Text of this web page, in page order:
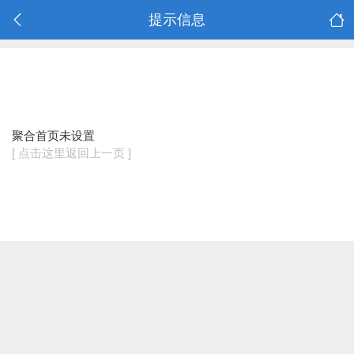
提示信息
聚合首页未设置
[ 点击这里返回上一页 ]